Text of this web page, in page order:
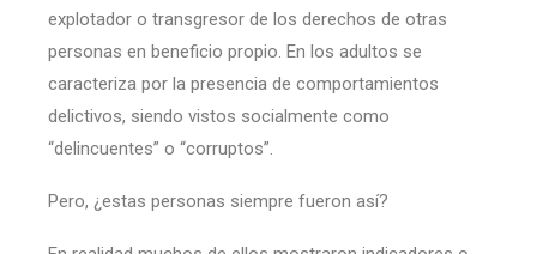
explotador o transgresor de los derechos de otras
personas en beneficio propio. En los adultos se
caracteriza por la presencia de comportamientos
delictivos, siendo vistos socialmente como
“delincuentes” o “corruptos”.
Pero, ¿estas personas siempre fueron así?